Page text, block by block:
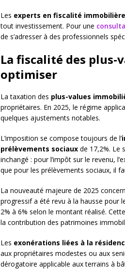
Les experts en fiscalité immobilière
tout investissement. Pour une
de s’adresser à des professionnels
La fiscalité des
optimiser
La taxation des plus-values
propriétaires. En 2025, le régime
quelques ajustements notables.
L’imposition se compose toujours de l’
prélèvements sociaux de 17,2%. Le
inchangé : pour l’impôt sur le revenu,
que pour les prélèvements sociaux, il
La nouveauté majeure de 2025
progressif a été revu à la hausse pour
2% à 6% selon le montant réalisé.
la contribution des patrimoines
Les exonérations liées à la
aux propriétaires modestes ou aux
dérogatoire applicable aux terrains à